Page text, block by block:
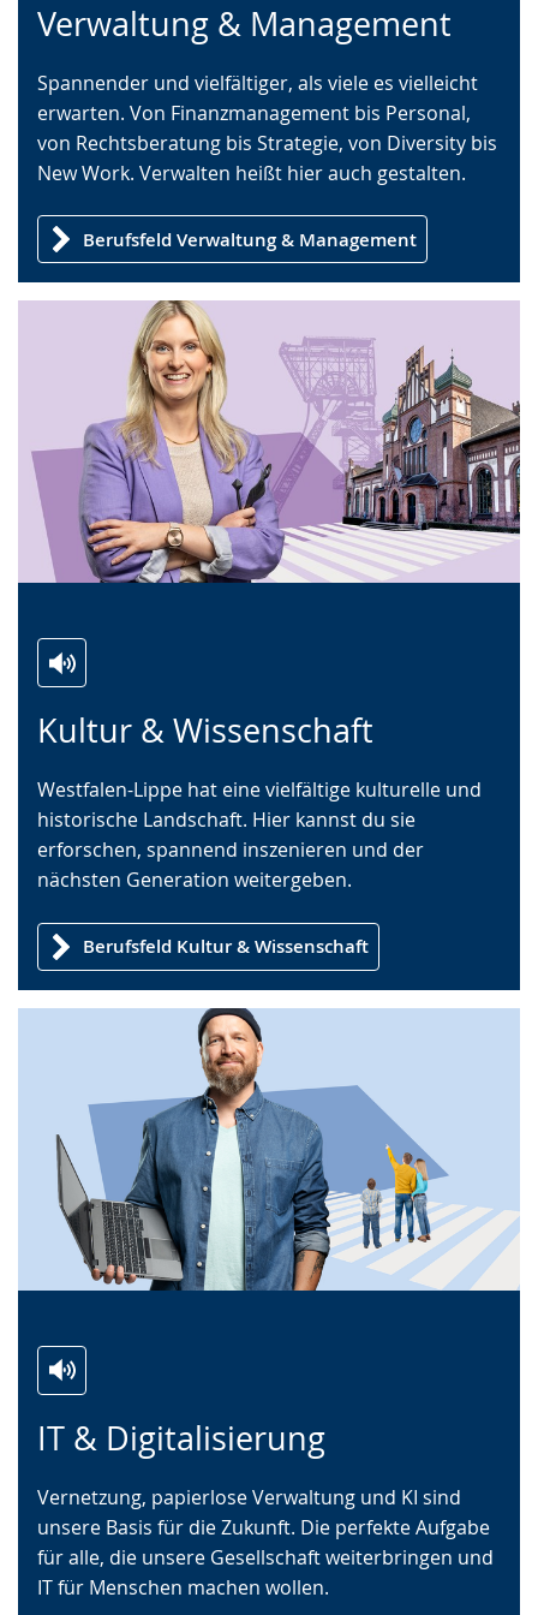
Verwaltung & Management
Leichten
wechseln.
Audio-
Video
Deutscher
Gebärdensprache
wird
angezeigt.
Spannender und vielfältiger, als viele es vielleicht
erwarten. Von Finanzmanagement bis Personal,
von Rechtsberatung bis Strategie, von Diversity bis
New Work. Verwalten heißt hier auch gestalten.
Berufsfeld Verwaltung & Management
Kultur & Wissenschaft
Leichten
wechseln.
Audio-
Video
Deutscher
Gebärdensprache
wird
angezeigt.
Westfalen-Lippe hat eine vielfältige kulturelle und
historische Landschaft. Hier kannst du sie
erforschen, spannend inszenieren und der
nächsten Generation weitergeben.
Berufsfeld Kultur & Wissenschaft
IT & Digitalisierung
Leichten
wechseln.
Audio-
Unterstützung.
Video
Deutscher
Gebärdensprache
wird
angezeigt.
Vernetzung, papierlose Verwaltung und KI sind
unsere Basis für die Zukunft. Die perfekte Aufgabe
für alle, die unsere Gesellschaft weiterbringen und
IT für Menschen machen wollen.